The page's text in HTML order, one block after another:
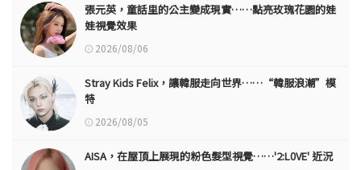
張元英，童話里的公主變成現實……點亮玫瑰花園的娃
娃視覺效果
2026/08/06
Stray Kids Felix，讓韓服走向世界……“韓服浪潮”模
特
2026/08/05
AISA，在屋頂上展現的粉色髮型視覺……'2:L0VE' 近況